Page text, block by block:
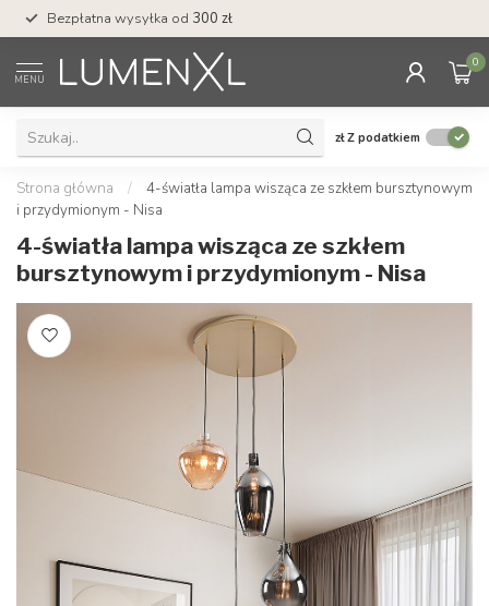
Bezpłatna wysyłka od 300 zł
MENU
0
złZ podatkiem
Strona główna /
4-światła lampa wisząca ze szkłem bursztynowym
i przydymionym - Nisa
4-światła lampa wisząca ze szkłem
bursztynowym i przydymionym - Nisa